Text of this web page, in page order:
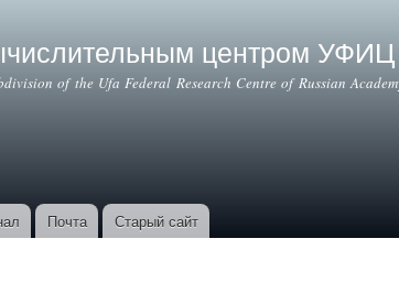
центром
of the Ufa Federal Research Centre of Russian
Почта Старый сайт